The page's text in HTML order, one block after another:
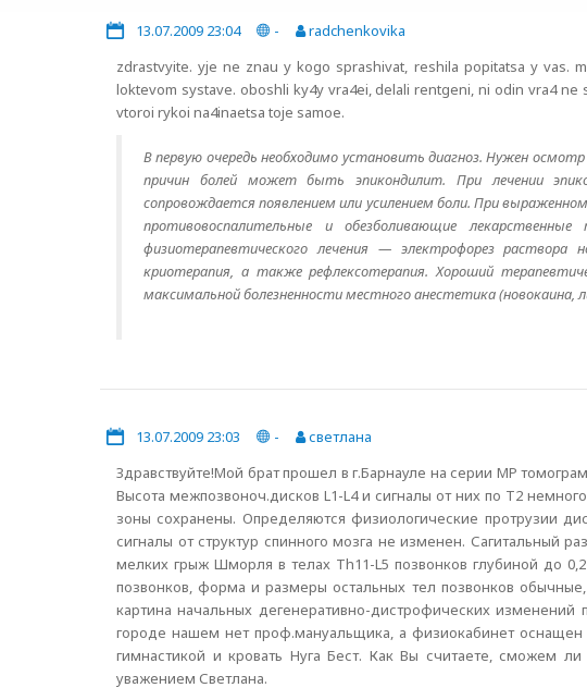
13.07.2009 23:04 -
radchenkovika
zdrastvyite. yje ne znau y kogo sprashivat, reshila popitatsa y vas.
loktevom systave. oboshli ky4y vra4ei, delali rentgeni, ni odin vra4
vtoroi rykoi na4inaetsa toje samoe.
В первую очередь необходимо установить диагноз. Нужен
причин болей может быть эпикондилит. При лечении
сопровождается появлением или усилением боли. При
противовоспалительные и обезболивающие
физиотерапевтического лечения — электрофорез раствора
криотерапия, а также рефлексотерапия. Хороший
максимальной болезненности местного анестетика (новокаина,
13.07.2009 23:03 -
светлана
Здравствуйте!Мой брат прошел в г.Барнауле на серии МР
Высота межпозвоноч.дисков L1-L4 и сигналы от них по Т2
зоны сохранены. Определяются физиологические протрузии
сигналы от структур спинного мозга не изменен. Сагитальный
мелких грыж Шморля в телах Тh11-L5 позвонков глубиной до
позвонков, форма и размеры остальных тел позвонков
картина начальных дегенеративно-дистрофических
городе нашем нет проф.мануальщика, а физиокабинет
гимнастикой и кровать Нуга Бест. Как Вы считаете, сможем
уважением Светлана.